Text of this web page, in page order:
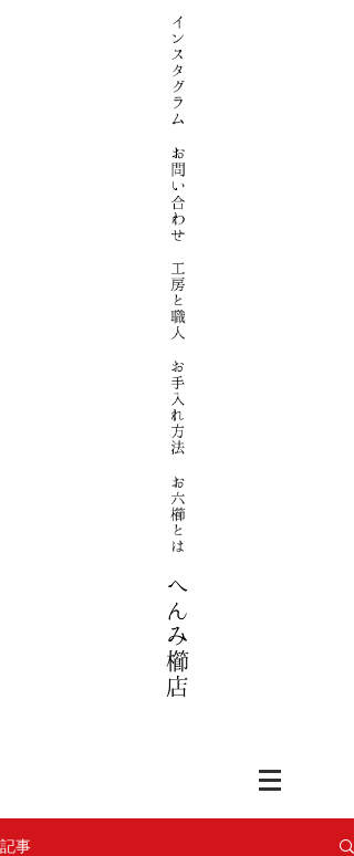
記事